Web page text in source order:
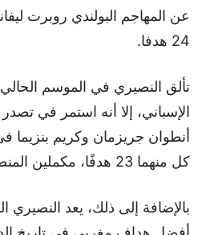
عن المهاجم البولندي روبرت
24 هدفا.
تألق النصيري في الموسم
الإسباني، إلا أنه استمر في
أنطوان جريزمان وكريم
كل منهما 23 هدفًا، مكملين المنصة التتويجية.